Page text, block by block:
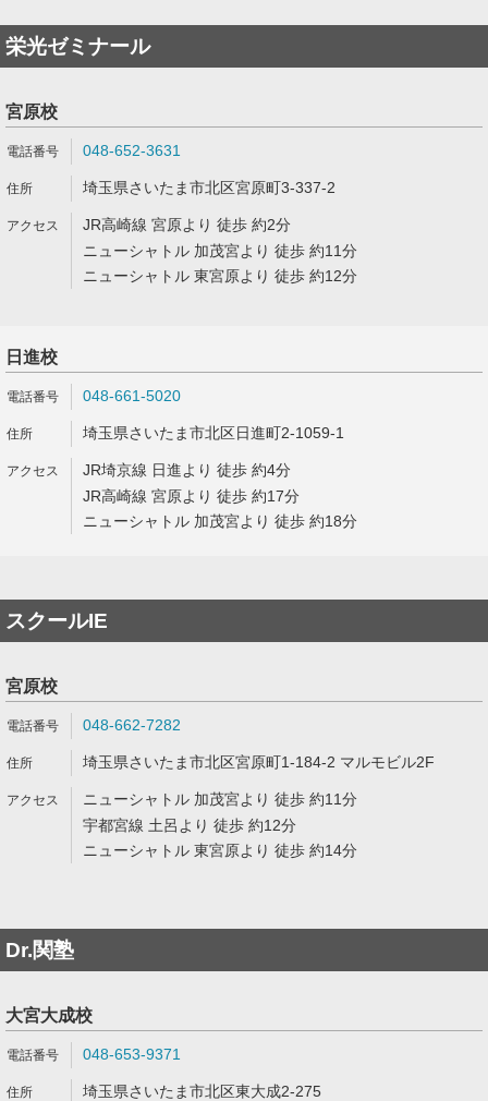
栄光ゼミナール
宮原校
048-652-3631
埼玉県さいたま市北区宮原町3-337-2
JR高崎線 宮原より 徒歩 約2分
ニューシャトル 加茂宮より 徒歩 約11分
ニューシャトル 東宮原より 徒歩 約12分
日進校
048-661-5020
埼玉県さいたま市北区日進町2-1059-1
JR埼京線 日進より 徒歩 約4分
JR高崎線 宮原より 徒歩 約17分
ニューシャトル 加茂宮より 徒歩 約18分
スクールIE
宮原校
048-662-7282
埼玉県さいたま市北区宮原町1-184-2 マルモビル2F
ニューシャトル 加茂宮より 徒歩 約11分
宇都宮線 土呂より 徒歩 約12分
ニューシャトル 東宮原より 徒歩 約14分
Dr.関塾
大宮大成校
048-653-9371
埼玉県さいたま市北区東大成2-275